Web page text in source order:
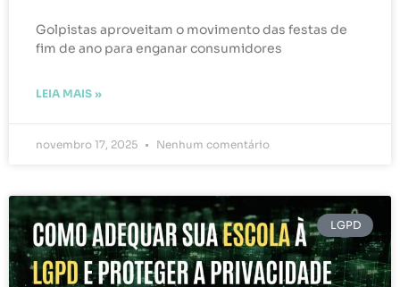
Golpistas aproveitam o movimento das festas de
fim de ano para enganar consumidores
LEIA MAIS »
novembro 17, 2025 Nenhum comentário
LGPD